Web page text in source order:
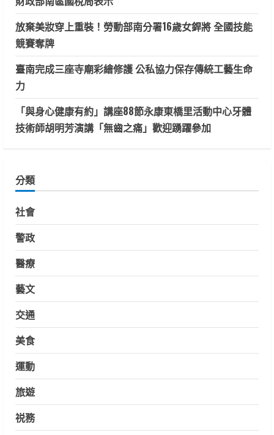
放棄美妝穿上重裝！勞動部南分署16歲女銲將 全國技能
競賽奪牌
臺南完成三座寺廟彩繪修護 公私協力保存傳統工藝生命
力
「與身心健康有約」講座88節永康東橋里活動中心牙體
技術師胡明芳演講「無齒之痛」歡迎踴躍參加
分類
社會
警政
醫療
藝文
交通
美食
運動
旅遊
祱務